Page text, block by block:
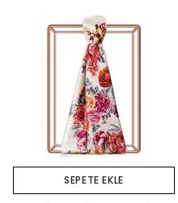
SEPETE EKLE